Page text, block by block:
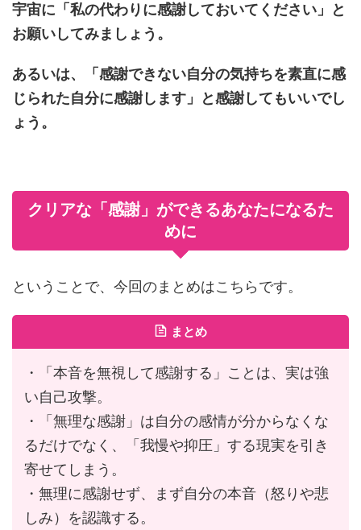
宇宙に「私の代わりに感謝しておいてください」と
お願いしてみましょう。
あるいは、「感謝できない自分の気持ちを素直に感
じられた自分に感謝します」と感謝してもいいでし
ょう。
クリアな「感謝」ができるあなたになるた
めに
ということで、今回のまとめはこちらです。
まとめ
・「本音を無視して感謝する」ことは、実は強
い自己攻撃。
・「無理な感謝」は自分の感情が分からなくな
るだけでなく、「我慢や抑圧」する現実を引き
寄せてしまう。
・無理に感謝せず、まず自分の本音（怒りや悲
しみ）を認識する。